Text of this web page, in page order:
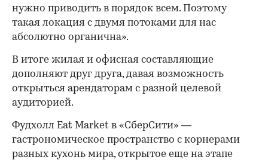
нужно приводить в порядок всем. Поэтому
такая локация с двумя потоками для нас
абсолютно органична».
В итоге жилая и офисная составляющие
дополняют друг друга, давая возможность
открыться арендаторам с разной целевой
аудиторией.
Фудхолл Eat Market в «СберСити» —
гастрономическое пространство с корнерами
разных кухонь мира, открытое еще на этапе